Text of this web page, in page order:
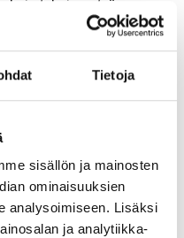
Tietoja
sisällön ja mainosten
ominaisuuksien
analysoimiseen. Lisäksi
ja analytiikka-
ja tekninen työ.
valmistusprosessista
malliksi
tai matalavartinen
työkalut.
5715 tai